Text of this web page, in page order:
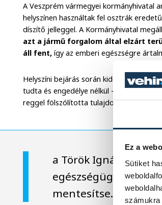
Ez a
Sütiket
számukra
A Veszprém vármegyei
helyszínen használtak fel osztrák
díszítő jelleggel. A Kormányhivatal
azt a jármű forgalom által elzárt
áll fent, így az emberi egészségre
Helyszíni bejárás során kiderült, hogy
tudta és engedélye nélkül – a
reggel fölszólította tulajdonost, hogy
a Török Ignác utca
egészségügyi
mentesítse.